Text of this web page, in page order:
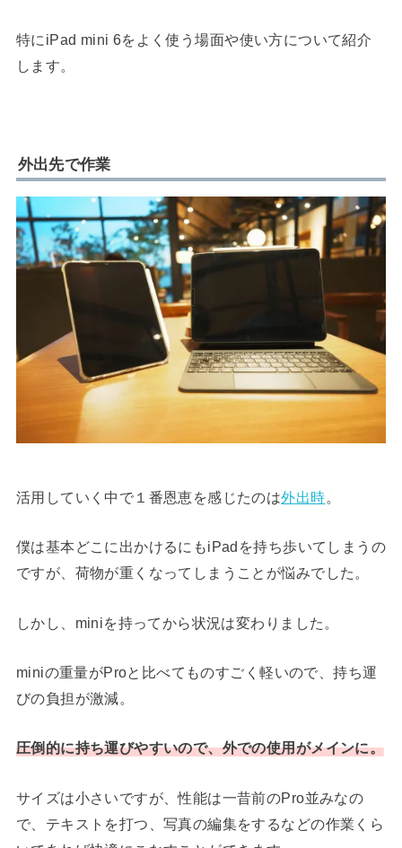
特にiPad mini 6をよく使う場面や使い方について紹介
します。
外出先で作業
活用していく中で１番恩恵を感じたのは外出時。
僕は基本どこに出かけるにもiPadを持ち歩いてしまうの
ですが、荷物が重くなってしまうことが悩みでした。
しかし、miniを持ってから状況は変わりました。
miniの重量がProと比べてものすごく軽いので、持ち運
びの負担が激減。
圧倒的に持ち運びやすいので、外での使用がメインに。
サイズは小さいですが、性能は一昔前のPro並みなの
で、テキストを打つ、写真の編集をするなどの作業くら